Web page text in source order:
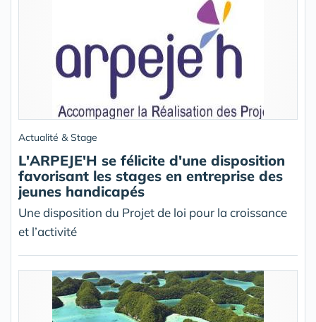
Actualité & Stage
L'ARPEJE'H se félicite d'une disposition
favorisant les stages en entreprise des
jeunes handicapés
Une disposition du Projet de loi pour la croissance
et l’activité